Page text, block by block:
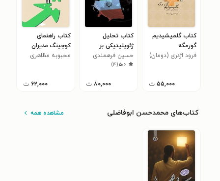
کتاب گلمیشیدیم
گورمگه
فرود اژدری (دومان)
۵۵,۰۰۰ ت
کتاب تحلیل
ژئوپلیتیکی بر
استراتژی جزیره
ابوموسی
حسین فرهمندی
نژاد۵٫۰(۴)
۸۰,۰۰۰ ت
کتاب راهنمای
کوچینگ مدیران
اجرایی
محبوبه مظاهری
۶۲,۰۰۰ ت
کتاب‌های محمدحسن ابوفاضلی مشاهده همه